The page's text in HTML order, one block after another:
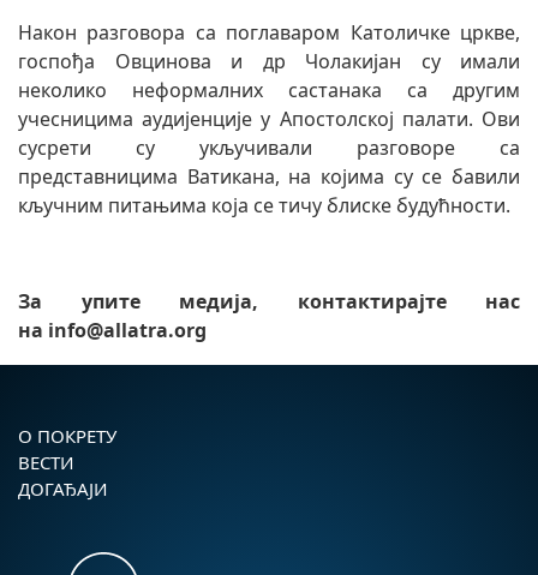
Након разговора са поглаваром Католичке цркве,
госпођа Овцинова и др Чолакијан су имали
неколико неформалних састанака са другим
учесницима аудијенције у Апостолској палати. Ови
сусрети су укључивали разговоре са
представницима Ватикана, на којима су се бавили
кључним питањима која се тичу блиске будућности.
За упите медија, контактирајте нас
на info@allatra.org
О ПОКРЕТУ
ВЕСТИ
ДОГАЂАЈИ